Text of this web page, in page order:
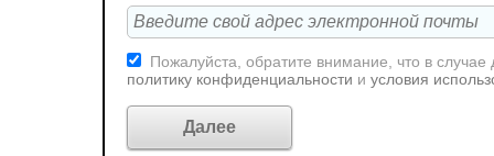
Пожалуйста, обратите внимание, что в
политику конфиденциальности и условия